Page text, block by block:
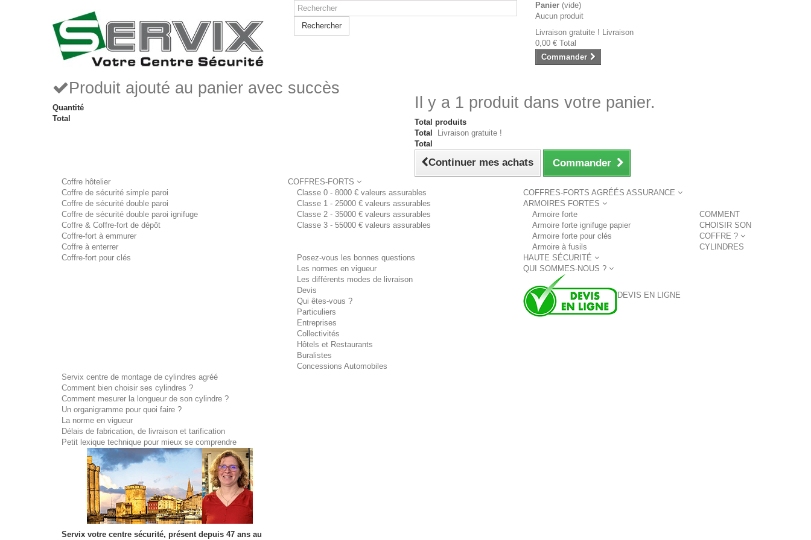
Rechercher
Panier (vide)
Aucun produit
Livraison gratuite ! Livraison
0,00 € Total
Commander
Produit ajouté au panier avec succès
Quantité
Total
Il y a 1 produit dans votre panier.
Total produits
Total
Livraison gratuite !
Total
Continuer mes achats Commander
COFFRES-FORTS
Coffre hôtelier
Coffre de sécurité simple paroi
Coffre de sécurité double paroi
Coffre de sécurité double paroi ignifuge
Coffre & Coffre-fort de dépôt
Coffre-fort à emmurer
Coffre à enterrer
Coffre-fort pour clés
COFFRES-FORTS AGRÉÉS ASSURANCE
Classe 0 - 8000 € valeurs assurables
Classe 1 - 25000 € valeurs assurables
Classe 2 - 35000 € valeurs assurables
Classe 3 - 55000 € valeurs assurables
ARMOIRES FORTES
Armoire forte
Armoire forte ignifuge papier
Armoire forte pour clés
Armoire à fusils
COMMENT
CHOISIR SON
COFFRE ?
Posez-vous les bonnes questions
Les normes en vigueur
Les différents modes de livraison
Devis
Qui êtes-vous ?
Particuliers
Entreprises
Collectivités
Hôtels et Restaurants
Buralistes
Concessions Automobiles
CYLINDRES
HAUTE SÉCURITÉ
Servix centre de montage de cylindres agréé
Comment bien choisir ses cylindres ?
Comment mesurer la longueur de son cylindre ?
Un organigramme pour quoi faire ?
La norme en vigueur
Délais de fabrication, de livraison et tarification
Petit lexique technique pour mieux se comprendre
QUI SOMMES-NOUS ?
Servix votre centre sécurité, présent depuis 47 ans au
DEVIS EN LIGNE